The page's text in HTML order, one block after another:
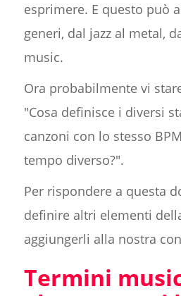
esprimere. E questo può
generi, dal jazz al metal,
music.
Ora probabilmente vi
"Cosa definisce i diversi
canzoni con lo stesso
tempo diverso?".
Per rispondere a questa
definire altri elementi
aggiungerli alla nostra
Termini